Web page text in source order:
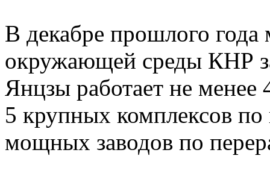
В декабре прошлого года
окружающей среды КНР
Янцзы работает не менее
5 крупных комплексов по
мощных заводов по